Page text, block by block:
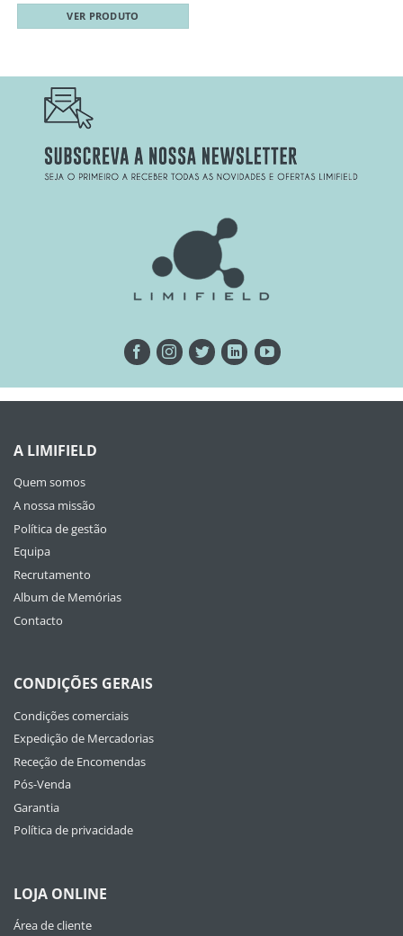
VER PRODUTO
A LIMIFIELD
Quem somos
A nossa missão
Política de gestão
Equipa
Recrutamento
Album de Memórias
Contacto
CONDIÇÕES GERAIS
Condições comerciais
Expedição de Mercadorias
Receção de Encomendas
Pós-Venda
Garantia
Política de privacidade
LOJA ONLINE
Área de cliente